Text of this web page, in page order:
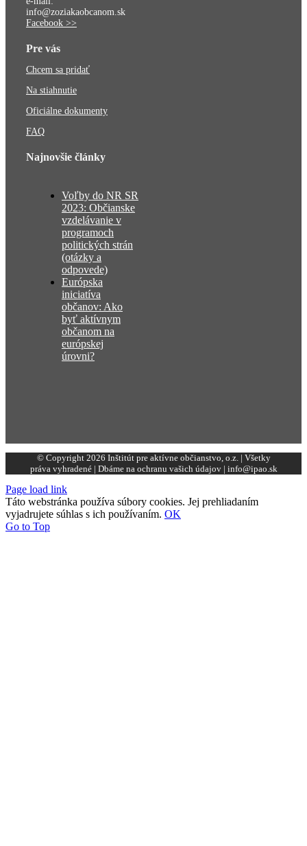
info@zoziakaobcanom.sk
Facebook >>
Pre vás
Chcem sa pridať
Na stiahnutie
Oficiálne dokumenty
FAQ
Najnovšie články
Voľby do NR SR
2023: Občianske
vzdelávanie v
programoch
politických strán
(otázky a
odpovede)
Európska
iniciatíva
občanov: Ako
byť aktívnym
občanom na
európskej
úrovni?
© Copyright 2026 Inštitút pre aktívne občianstvo, o.z. | Všetky
práva vyhradené | Dbáme na ochranu vašich údajov | info@ipao.sk
Page load link
Táto webstránka používa súbory cookies. Jej prehliadaním
vyjadrujete súhlas s ich používaním. OK
Go to Top